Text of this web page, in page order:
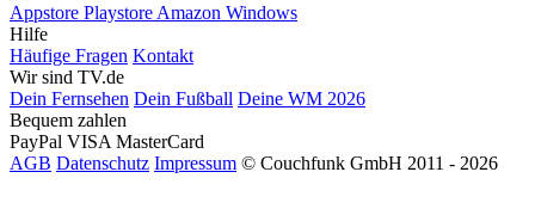
Appstore Playstore Amazon Windows
Hilfe
Häufige Fragen Kontakt
Wir sind TV.de
Dein Fernsehen Dein Fußball Deine WM 2026
Bequem zahlen
PayPal VISA MasterCard
AGB Datenschutz Impressum © Couchfunk GmbH 2011 - 2026